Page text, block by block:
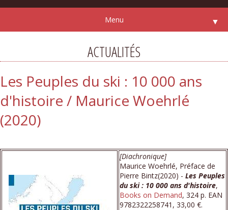
Menu ▼
ACTUALITÉS
Les Peuples du ski : 10 000 ans
d'histoire / Maurice Woehrlé
(2020)
[Diachronique]
Maurice Woehrlé, Préface de
Pierre Bintz(2020) - Les Peuples
du ski : 10 000 ans d'histoire,
Books on Demand, 324 p. EAN
9782322258741, 33,00 €.